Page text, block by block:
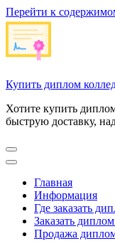
Перейти к
Купить диплом
Хотите купить
быструю доставку,
Главная
Информация
Где заказать
Заказать
Продажа